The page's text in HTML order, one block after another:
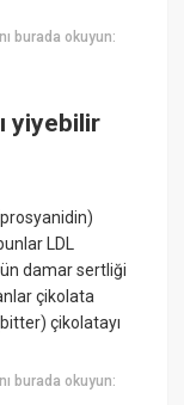
burada okuyun:
yiyebilir
LDL
damar sertliği
çikolata
çikolatayı
burada okuyun: